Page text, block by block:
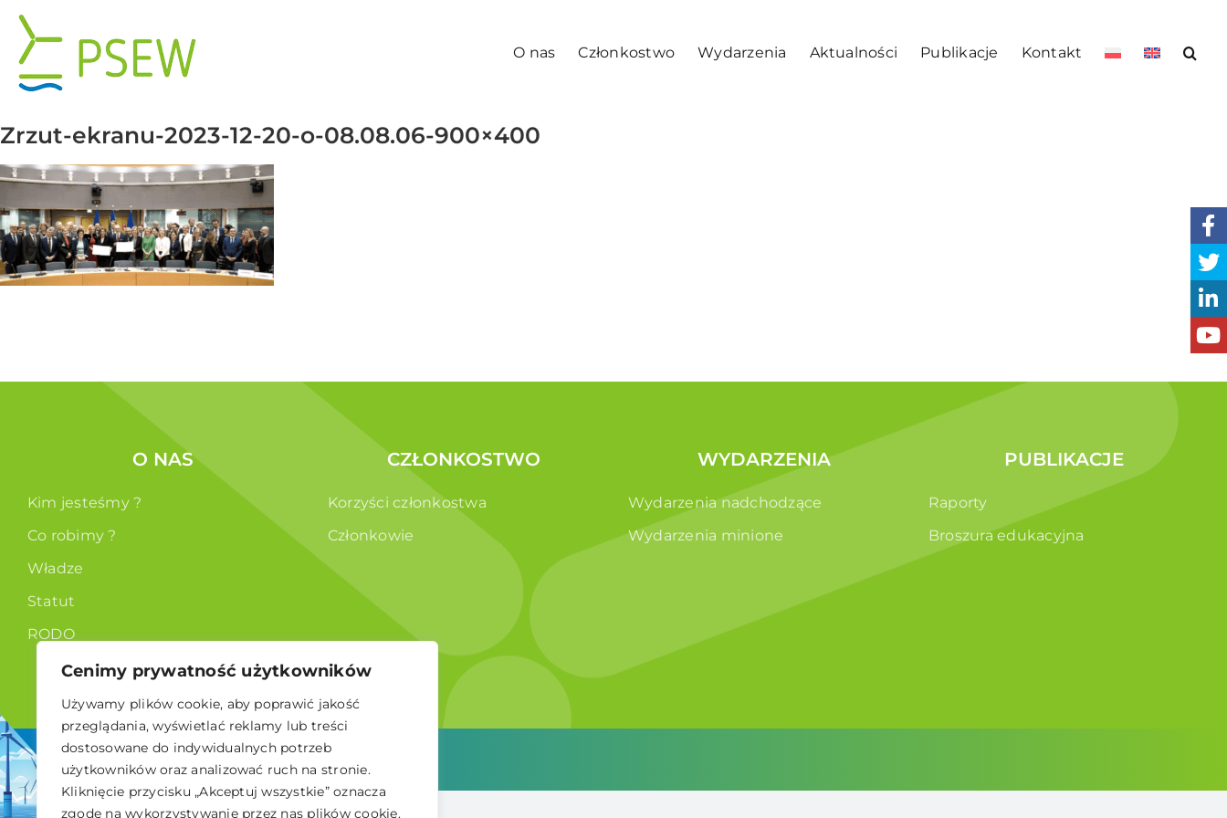
Cenimy prywatność użytkowników
Używamy plików cookie, aby poprawić jakość
przeglądania, wyświetlać reklamy lub treści
dostosowane do indywidualnych potrzeb
użytkowników oraz analizować ruch na stronie.
Kliknięcie przycisku „Akceptuj wszystkie” oznacza
zgodę na wykorzystywanie przez nas plików cookie.
Przejdź
zawartości
O nas Członkostwo Wydarzenia Aktualności Publikacje Kontakt
Zrzut-ekranu-2023-12-20-o-08.08.06-900×400
O NAS
Kim jesteśmy ?
Co robimy ?
Władze
Statut
RODO
CZŁONKOSTWO
Korzyści członkostwa
Członkowie
WYDARZENIA
Wydarzenia nadchodzące
Wydarzenia minione
PUBLIKACJE
Raporty
Broszura edukacyjna
© 2026 Polskie Stowarzyszenie Energetyki Wiatrowej